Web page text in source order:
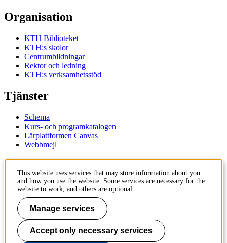
Organisation
KTH Biblioteket
KTH:s skolor
Centrumbildningar
Rektor och ledning
KTH:s verksamhetsstöd
Tjänster
Schema
Kurs- och programkatalogen
Lärplattformen Canvas
Webbmejl
KTH
100 44 Stockholm
+46 8 790 60 00
Kontakta KTH
Jobba på KTH
This website uses services that may store information about you
and how you use the website. Some services are necessary for the
website to work, and others are optional.
Manage services
Accept only necessary services